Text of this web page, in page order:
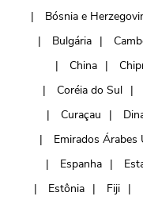
Bósnia e
Bulgária
China
Coréia do Sul
Curaçau
Emirados Árabes
Espanha
Estônia
Fiji